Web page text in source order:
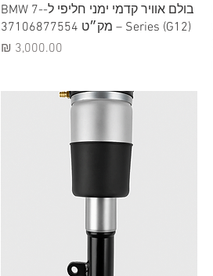
תצוגה מהירה
בולם אוויר קדמי ימני חליפי ל-BMW 7-
Series (G12) – מק״ט 37106877554
מחיר